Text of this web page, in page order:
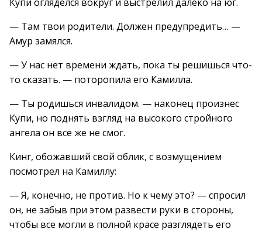
— Там твои родители. Должен предупредить… —
Амур замялся.
— У нас нет времени ждать, пока ты решишься что-
то сказать. — поторопила его Камилла.
— Ты родишься инвалидом. — наконец произнес
Купи, но поднять взгляд на высокого стройного
ангела он все же не смог.
Кинг, обожавший свой облик, с возмущением
посмотрел на Камиллу:
— Я, конечно, не против. Но к чему это? — спросил
он, не забыв при этом развести руки в стороны,
чтобы все могли в полной красе разглядеть его